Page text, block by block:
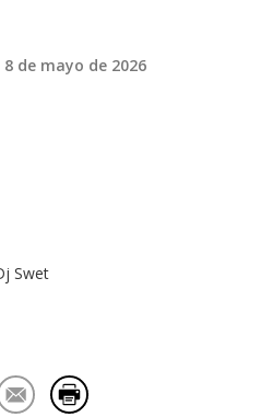
8 de mayo de 2026
Swet